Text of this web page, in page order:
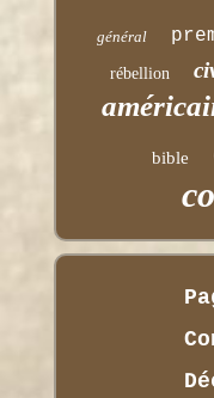
général
rébellion
bible